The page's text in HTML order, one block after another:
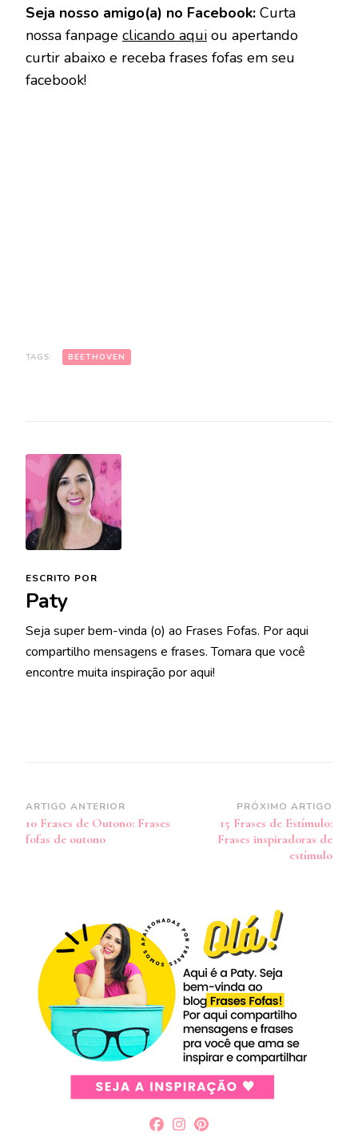
Seja nosso amigo(a) no Facebook: Curta
nossa fanpage clicando aqui ou apertando
curtir abaixo e receba frases fofas em seu
facebook!
TAGS: BEETHOVEN
ESCRITO POR
Paty
Seja super bem-vinda (o) ao Frases Fofas. Por aqui
compartilho mensagens e frases. Tomara que você
encontre muita inspiração por aqui!
Navegação
de
ARTIGO ANTERIOR
10 Frases de Outono: Frases
fofas de outono
PRÓXIMO ARTIGO
15 Frases de Estímulo:
Frases inspiradoras de
estímulo